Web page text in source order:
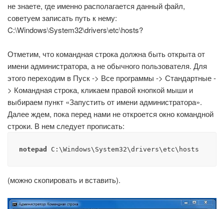
не знаете, где именно располагается данный файл,
советуем записать путь к нему:
C:\Windows\System32\drivers\etc\hosts?
Отметим, что командная строка должна быть открыта от
имени администратора, а не обычного пользователя. Для
этого переходим в Пуск -> Все программы -> Стандартные -
> Командная строка, кликаем правой кнопкой мыши и
выбираем пункт «Запустить от имени администратора».
Далее ждем, пока перед нами не откроется окно командной
строки. В нем следует прописать:
notepad C:\Windows\System32\drivers\etc\hosts
(можно скопировать и вставить).